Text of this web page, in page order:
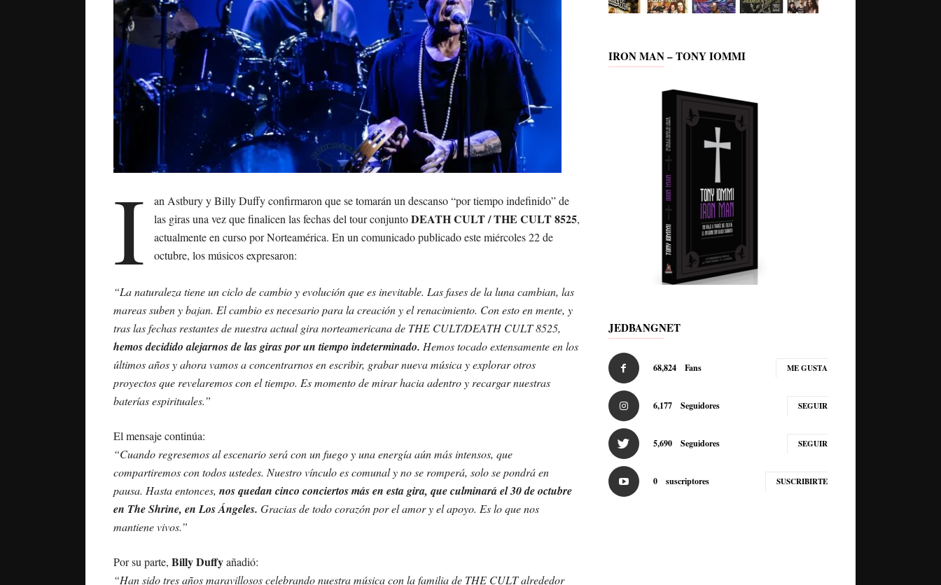
I
an Astbury y Billy Duffy confirmaron que se tomarán un descanso “por tiempo indefinido” de
las giras una vez que finalicen las fechas del tour conjuntoDEATH CULT / THE CULT 8525,
actualmente en curso por Norteamérica. En un comunicado publicado este miércoles 22 de
octubre, los músicos expresaron:
“La naturaleza tiene un ciclo de cambio y evolución que es inevitable. Las fases de la luna cambian, las
mareas suben y bajan. El cambio es necesario para la creación y el renacimiento. Con esto en mente, y
tras las fechas restantes de nuestra actual gira norteamericana de THE CULT/DEATH CULT 8525,
hemos decidido alejarnos de las giras por un tiempo indeterminado. Hemos tocado extensamente en los
últimos años y ahora vamos a concentrarnos en escribir, grabar nueva música y explorar otros
proyectos que revelaremos con el tiempo. Es momento de mirar hacia adentro y recargar nuestras
baterías espirituales.”
El mensaje continúa:
“Cuando regresemos al escenario será con un fuego y una energía aún más intensos, que
compartiremos con todos ustedes. Nuestro vínculo es comunal y no se romperá, solo se pondrá en
pausa. Hasta entonces, nos quedan cinco conciertos más en esta gira, que culminará el 30 de octubre
en The Shrine, en Los Ángeles. Gracias de todo corazón por el amor y el apoyo. Es lo que nos
mantiene vivos.”
Por su parte, Billy Duffyañadió:
“Han sido tres años maravillosos celebrando nuestra música con la familia de THE CULT alrededor
IRON MAN – TONY IOMMI
JEDBANGNET
68,824 Fans ME GUSTA
6,177 Seguidores SEGUIR
5,690 Seguidores SEGUIR
0 suscriptores SUSCRIBIRTE